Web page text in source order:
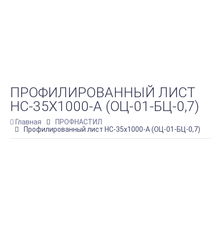
ПРОФИЛИРОВАННЫЙ ЛИСТ
НС-35Х1000-A (ОЦ-01-БЦ-0,7)
Главная
ПРОФНАСТИЛ
Профилированный лист НС-35х1000-A (ОЦ-01-БЦ-0,7)